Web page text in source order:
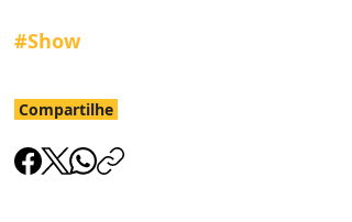
#Show
Compartilhe